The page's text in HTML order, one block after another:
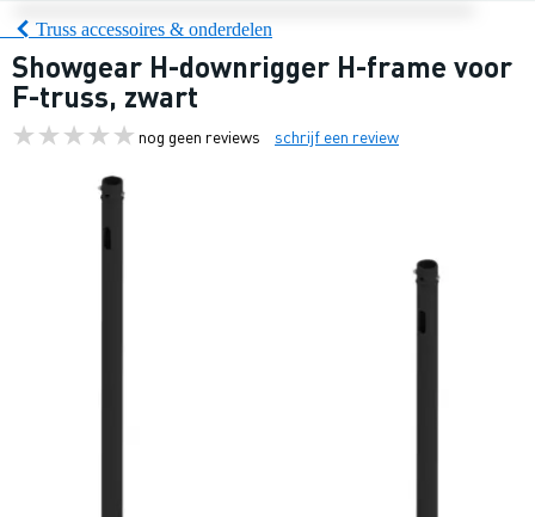
Truss accessoires & onderdelen
Showgear H-downrigger H-frame voor
F-truss, zwart
nog geen reviews schrijf een review